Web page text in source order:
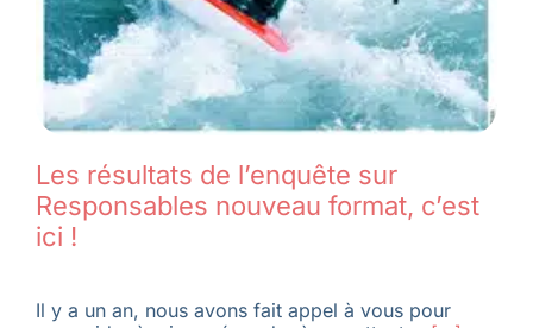
Les résultats de l’enquête sur
Responsables nouveau format, c’est
ici !
Il y a un an, nous avons fait appel à vous pour